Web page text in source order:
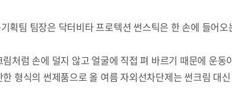
획팀 팀장은 닥터비타 프로텍션 썬스틱은 한 손에 들어
림처럼 손에 덜지 않고 얼굴에 직접 펴 바르기 때문에 운
한 형식의 썬제품으로 올 여름 자외선차단제는 썬크림 대